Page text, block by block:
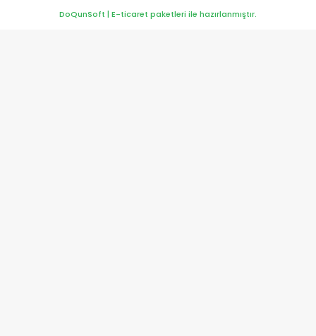
DoQunSoft | E-ticaret paketleri ile hazırlanmıştır.